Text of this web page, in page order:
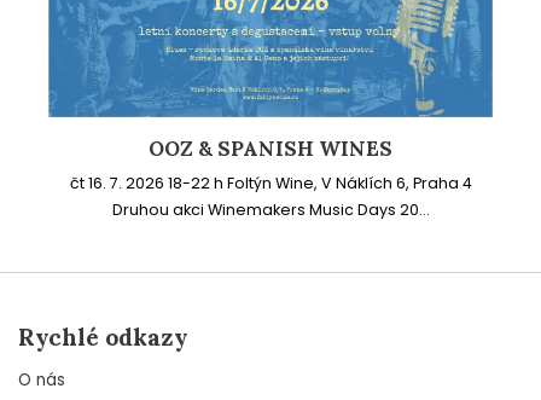
OOZ & SPANISH WINES
čt 16. 7. 2026 18-22 h Foltýn Wine, V Náklích 6, Praha 4
Druhou akci Winemakers Music Days 20...
Rychlé odkazy
O nás